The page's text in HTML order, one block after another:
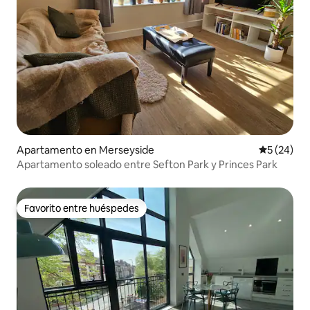
Apartamento en Merseyside
5 (24)
Apartamento soleado entre Sefton Park y Princes Park
Favorito entre huéspedes
Favorito entre huéspedes